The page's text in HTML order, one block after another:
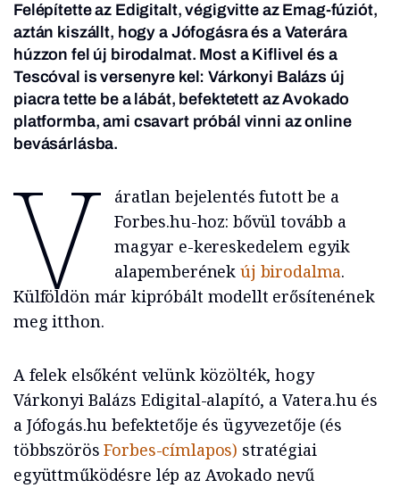
Felépítette az Edigitalt, végigvitte az Emag-fúziót,
aztán kiszállt, hogy a Jófogásra és a Vaterára
húzzon fel új birodalmat. Most a Kiflivel és a
Tescóval is versenyre kel: Várkonyi Balázs új
piacra tette be a lábát, befektetett az Avokado
platformba, ami csavart próbál vinni az online
bevásárlásba.
V
áratlan bejelentés futott be a
Forbes.hu-hoz: bővül tovább a
magyar e-kereskedelem egyik
alapemberének új birodalma.
Külföldön már kipróbált modellt erősítenének
meg itthon.
A felek elsőként velünk közölték, hogy
Várkonyi Balázs Edigital-alapító, a Vatera.hu és
a Jófogás.hu befektetője és ügyvezetője (és
többszörösForbes-címlapos) stratégiai
együttműködésre lép az Avokado nevű